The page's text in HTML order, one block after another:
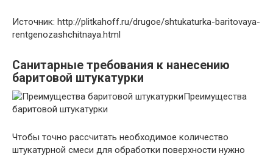
Источник: http://plitkahoff.ru/drugoe/shtukaturka-baritovaya-
rentgenozashchitnaya.html
Санитарные требования к нанесению
баритовой штукатурки
Преимущества
баритовой штукатурки
Чтобы точно рассчитать необходимое количество
штукатурной смеси для обработки поверхности нужно